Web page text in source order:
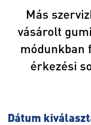
Más
vásárolt
módunkban
érkezési
Dátum